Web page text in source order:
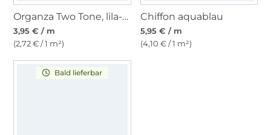
Organza Two Tone, lila-blau
3,95 € / m
(2,72 € / 1 m²)
Chiffon aquablau
5,95 € / m
(4,10 € / 1 m²)
Bald lieferbar